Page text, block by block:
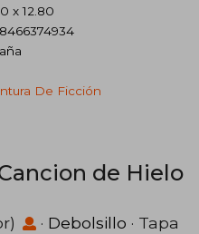
x 12.80
De Ficción
de Hielo
· Debolsillo · Tapa